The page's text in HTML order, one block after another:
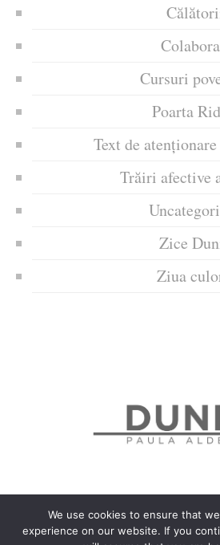
Cursuri
Poarta
Text de
Trăiri afective
Zice
Ziua
We use cookies to ensure that
experience on our website. If you